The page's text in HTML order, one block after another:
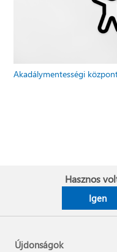
Akadálymentességi
Hasznos
Igen
Újdonságok